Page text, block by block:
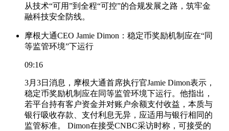
从技术“可用”到全程“可控”的合规发展之路，筑牢金
融科技安全防线。
摩根大通CEO Jamie Dimon：稳定币奖励机制应在“同
等监管环境”下运行
09:16
3月3日消息，摩根大通首席执行官Jamie Dimon表示，
稳定币奖励机制应在同等监管环境下运行。他指出，
若平台持有客户资金并对账户余额支付收益，本质与
银行吸收存款、支付利息无异，应适用与银行相同的
监管标准。 Dimon在接受CNBC采访时称，可接受的